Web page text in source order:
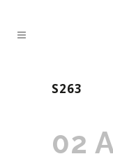
S263
02